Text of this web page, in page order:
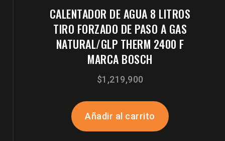
CALENTADOR DE AGUA 8 LITROS
TIRO FORZADO DE PASO A GAS
NATURAL/GLP THERM 2400 F
MARCA BOSCH
$1,219,900
Añadir al carrito